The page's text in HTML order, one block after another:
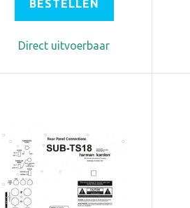
BESTELLEN
Direct uitvoerbaar